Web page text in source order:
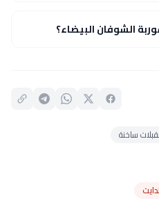
الشوفان البيضاء؟
ساخنة